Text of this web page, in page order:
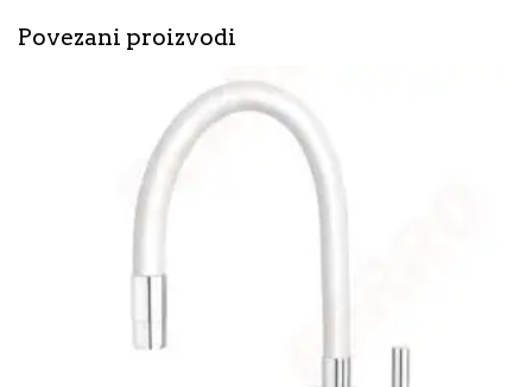
Povezani proizvodi